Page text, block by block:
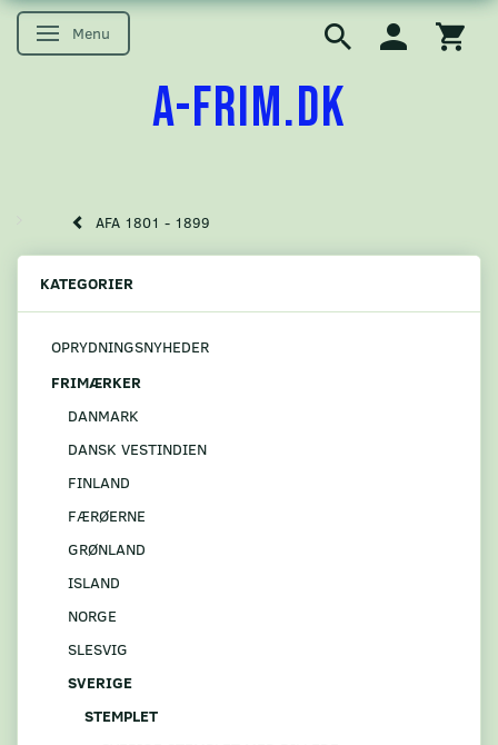
Skifte navigation
Menu
A-FRIM.DK
AFA 1801 - 1899
KATEGORIER
OPRYDNINGSNYHEDER
FRIMÆRKER
DANMARK
DANSK VESTINDIEN
FINLAND
FÆRØERNE
GRØNLAND
ISLAND
NORGE
SLESVIG
SVERIGE
STEMPLET